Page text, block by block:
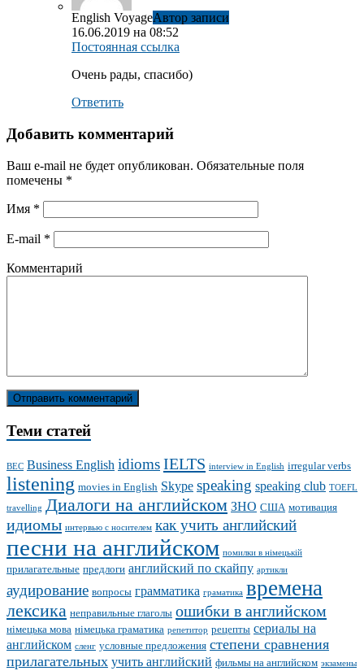
English VoyageАвтор записи
16.06.2019 на 08:52
Постоянная ссылка
Очень рады, спасибо)
Ответить
Добавить комментарий
Ваш e-mail не будет опубликован. Обязательные поля
помечены *
Имя *
E-mail *
Комментарий
Теми статей
BEC Business English idiomsIELTS interview in English irregular verbs
listening movies in English Skype speaking speaking club TOEFL
travelling Диалоги на английском ЗНО США мотивация
идиомы интервью с носителем как учить английский
песни на английском помилки в німецькій
прилагательные предлоги английский по скайпу артикли
аудирование вопросы грамматика граматика времена
лексика неправильные глаголы ошибки в английском
німецька мова німецька граматика репетитор рецепты сериалы на
английском сленг условные предложения степени сравнения
прилагательных учить английский фильмы на английском экзамены